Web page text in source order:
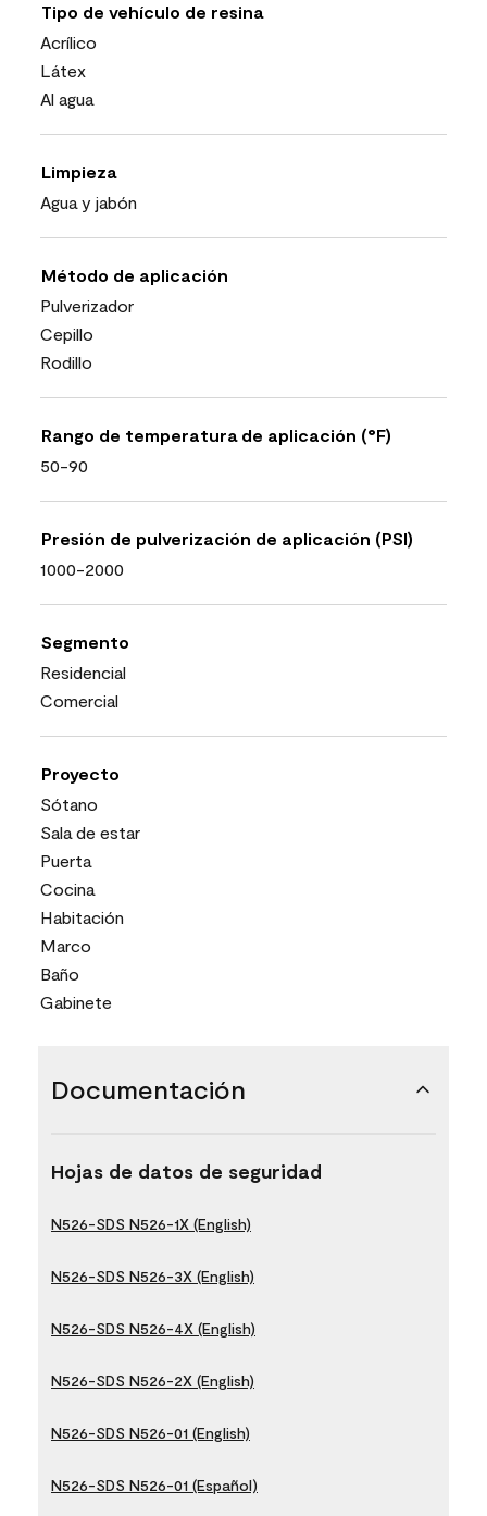
Tipo de vehículo de resina
Acrílico
Látex
Al agua
Limpieza
Agua y jabón
Método de aplicación
Pulverizador
Cepillo
Rodillo
Rango de temperatura de aplicación (°F)
50-90
Presión de pulverización de aplicación (PSI)
1000-2000
Segmento
Residencial
Comercial
Proyecto
Sótano
Sala de estar
Puerta
Cocina
Habitación
Marco
Baño
Gabinete
Documentación
Hojas de datos de seguridad
N526-SDS N526-1X (English)
N526-SDS N526-3X (English)
N526-SDS N526-4X (English)
N526-SDS N526-2X (English)
N526-SDS N526-01 (English)
N526-SDS N526-01 (Español)